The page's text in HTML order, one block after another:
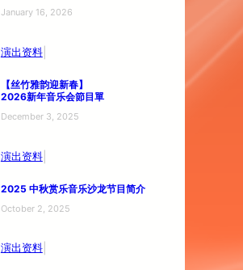
January 16, 2026
演出资料|
【丝竹雅韵迎新春】
2026新年音乐会節目單
December 3, 2025
演出资料|
2025 中秋赏乐音乐沙龙节目简介
October 2, 2025
演出资料|